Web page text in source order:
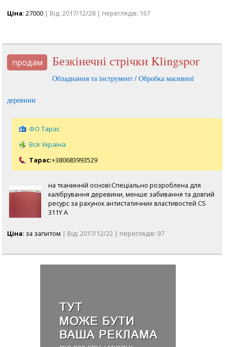
Ціна: 27000 | Від: 2017/12/28 | переглядів: 167
продам Безкінечні стрічки Klingspor
Обладнання та інструмент / Обробка масивної
деревини
ФО Тарас
Вся Україна
Тарас:+380683993529
на тканинній основі:Спеціально розроблена для
калібрування деревини, менше забивання та довгий
ресурс за рахунок антистатичних властивостей CS
311Y A
Ціна: за запитом | Від: 2017/12/22 | переглядів: 97